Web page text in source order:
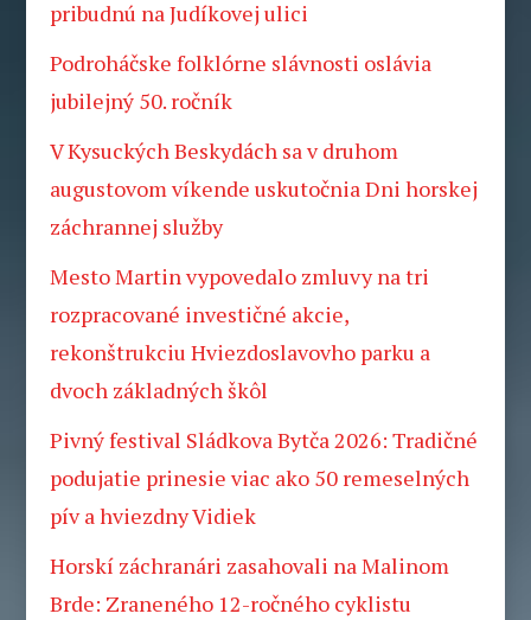
pribudnú na Judíkovej ulici
Podroháčske folklórne slávnosti oslávia
jubilejný 50. ročník
V Kysuckých Beskydách sa v druhom
augustovom víkende uskutočnia Dni horskej
záchrannej služby
Mesto Martin vypovedalo zmluvy na tri
rozpracované investičné akcie,
rekonštrukciu Hviezdoslavovho parku a
dvoch základných škôl
Pivný festival Sládkova Bytča 2026: Tradičné
podujatie prinesie viac ako 50 remeselných
pív a hviezdny Vidiek
Horskí záchranári zasahovali na Malinom
Brde: Zraneného 12-ročného cyklistu